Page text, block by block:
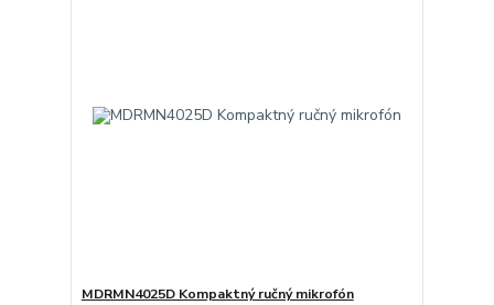
MDRMN4025D Kompaktný ručný mikrofón